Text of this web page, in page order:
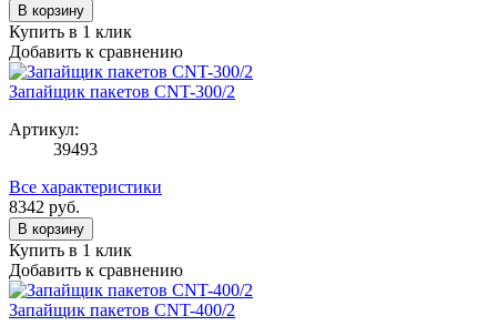
В корзину
Купить в 1 клик
Добавить к сравнению
Запайщик пакетов CNT-300/2
Артикул:
39493
Все характеристики
8342 руб.
В корзину
Купить в 1 клик
Добавить к сравнению
Запайщик пакетов CNT-400/2